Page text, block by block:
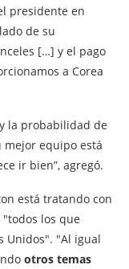
presidente en
de su
[…] y el pago
a Corea
la probabilidad de
mejor equipo está
ir bien”, agregó.
está tratando con
los que
Unidos". "Al igual
otros temas